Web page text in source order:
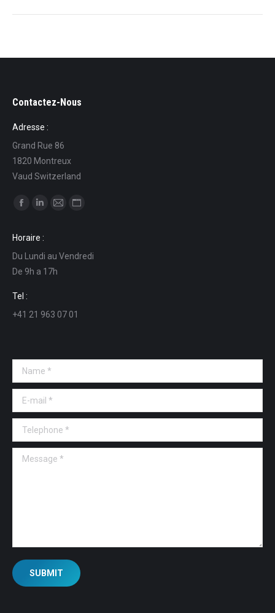
Contactez-Nous
Adresse :
Grand Rue 86
1820 Montreux
Vaud Switzerland
Find us on:
opens
in
new
window
opens
in
new
in
in
Horaire :
Du Lundi au Vendredi
De 9h a 17h
Tel :
+41 21 963 07 01
Name *
E-mail *
Telephone *
Message *
SUBMIT